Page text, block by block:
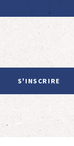
S'INSCRIRE